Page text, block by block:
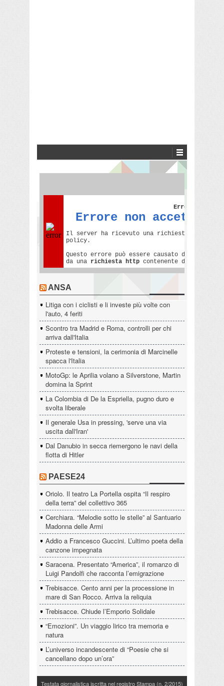
ANSA
Litiga con i ciclisti e li investe più volte con
l'auto, 4 feriti
Scontro tra Madrid e Roma, controlli per chi
arriva dall'Italia
Proteste e tensioni, la cerimonia di Marcinelle
spacca l'Italia
MotoGp: le Aprilia volano a Silverstone, Martin
domina la Sprint
La Colombia di De la Espriella, pugno duro e
svolta liberale
Il generale Usa in pressing, 'serve una via
uscita dall'Iran'
Dal Danubio in secca riemergono le navi della
flotta di Hitler
PAESE24
Oriolo. Il teatro La Portella ospita “Il respiro
della terra” del collettivo 365
Cerchiara. “Melodie sotto le stelle” al Santuario
Madonna delle Armi
Addio a Francesco Guccini. L’ultimo poeta della
canzone impegnata
Saracena. Presentato “America”, il romanzo di
Luigi Pandolfi che racconta l’emigrazione
Trebisacce. Cento anni per la processione in
mare di San Rocco. Arriva la reliquia
Trebisacce. Chiude l’Emporio Solidale
“Emozioni”. Un viaggio lirico tra memoria e
natura
L’universo incandescente di “Poesie che si
cancellano dopo un’ora”
Testata giornalistica iscritta nel registro Stampa (n. 2/2015)